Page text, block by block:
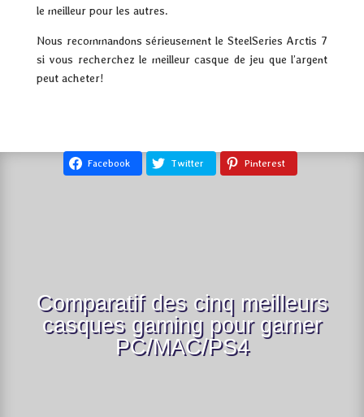
le meilleur pour les autres.
Nous recommandons sérieusement le SteelSeries Arctis 7
si vous recherchez le meilleur casque de jeu que l’argent
peut acheter!
Facebook Twitter Pinterest
Comparatif des cinq meilleurs
casques gaming pour gamer
PC/MAC/PS4